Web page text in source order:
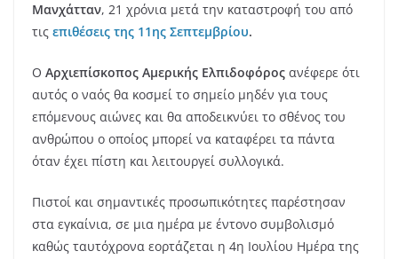
Μανχάτταν, 21 χρόνια μετά την καταστροφή του από
τις επιθέσεις της 11ης Σεπτεμβρίου.
Ο Αρχιεπίσκοπος Αμερικής Ελπιδοφόρος ανέφερε ότι
αυτός ο ναός θα κοσμεί το σημείο μηδέν για τους
επόμενους αιώνες και θα αποδεικνύει το σθένος του
ανθρώπου ο οποίος μπορεί να καταφέρει τα πάντα
όταν έχει πίστη και λειτουργεί συλλογικά.
Πιστοί και σημαντικές προσωπικότητες παρέστησαν
στα εγκαίνια, σε μια ημέρα με έντονο συμβολισμό
καθώς ταυτόχρονα εορτάζεται η 4η Ιουλίου Ημέρα της